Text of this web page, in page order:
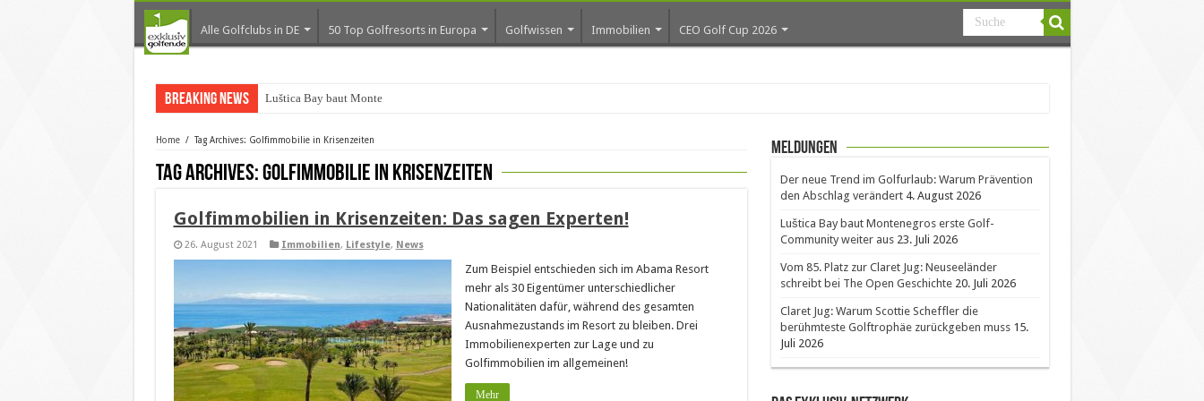
Alle Golfclubs in DE 50 Top Golfresorts in Europa Golfwissen Immobilien CEO Golf Cup 2026
Breaking News Luštica Bay baut Montenegros e
Home / Tag Archives: Golfimmobilie in Krisenzeiten
Tag Archives:Golfimmobilie in Krisenzeiten
Golfimmobilien in Krisenzeiten: Das sagen Experten!
26. August 2021 Immobilien, Lifestyle, News
Zum Beispiel entschieden sich im Abama Resort
mehr als 30 Eigentümer unterschiedlicher
Nationalitäten dafür, während des gesamten
Ausnahmezustands im Resort zu bleiben. Drei
Immobilienexperten zur Lage und zu
Golfimmobilien im allgemeinen!
Mehr
Meldungen
Der neue Trend im Golfurlaub: Warum Prävention
den Abschlag verändert 4. August 2026
Luštica Bay baut Montenegros erste Golf-
Community weiter aus 23. Juli 2026
Vom 85. Platz zur Claret Jug: Neuseeländer
schreibt bei The Open Geschichte 20. Juli 2026
Claret Jug: Warum Scottie Scheffler die
berühmteste Golftrophäe zurückgeben muss 15.
Juli 2026